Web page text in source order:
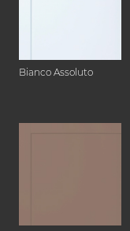
Bianco Assoluto